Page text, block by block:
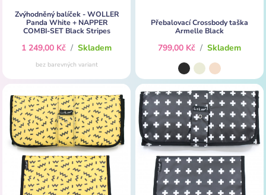
Zvýhodněný balíček - WOLLER
Panda White + NAPPER
COMBI-SET Black Stripes
1 249,00 Kč / Skladem
bez barevných variant
Přebalovací Crossbody taška
Armelle Black
799,00 Kč / Skladem